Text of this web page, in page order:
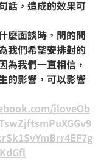
話，造成的效果可
面談時，問的問
我們希望安排對的
為我們一直相信，
的影響，可以影響
iloveOb